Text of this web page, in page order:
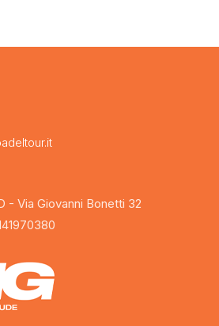
- Via Giovanni Bonetti 32